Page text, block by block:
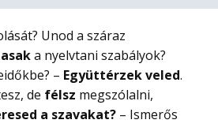
Unod a száraz
a nyelvtani szabályok?
– Együttérzek veled.
de félsz megszólalni,
a szavakat? – Ismerős